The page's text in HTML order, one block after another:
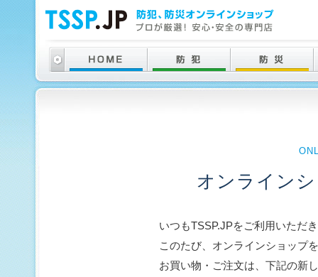
オンライン
いつもTSSP.JPをご利用いただ
このたび、オンラインショップ
お買い物・ご注文は、下記の新